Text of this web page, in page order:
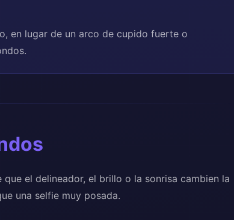
en lugar de un arco de cupido fuerte o
el delineador, el brillo o la sonrisa cambien la
una selfie muy posada.